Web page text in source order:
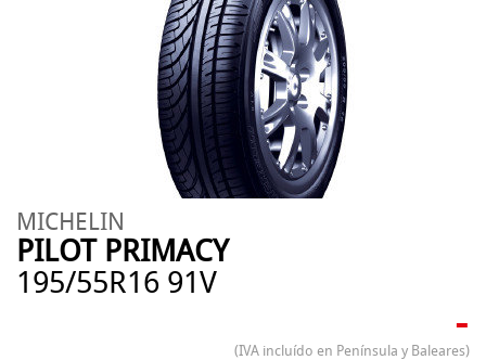
MICHELIN
PILOT PRIMACY
195/55R16 91V
-
(IVA incluído en Península y Baleares)